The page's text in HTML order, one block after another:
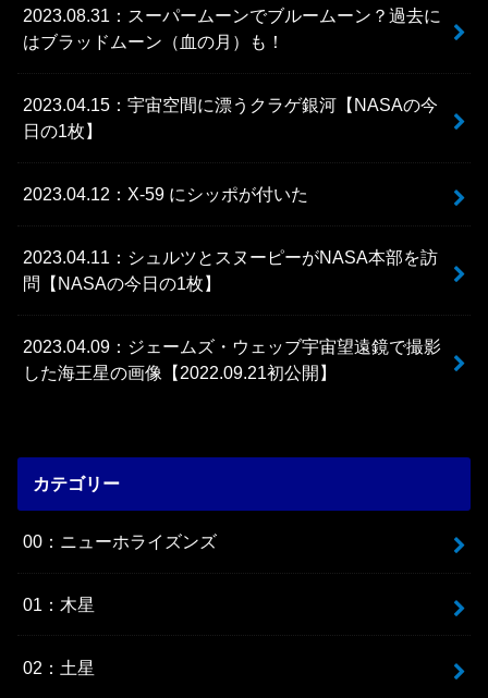
2023.08.31：スーパームーンでブルームーン？過去に
はブラッドムーン（血の月）も！
2023.04.15：宇宙空間に漂うクラゲ銀河【NASAの今
日の1枚】
2023.04.12：X-59 にシッポが付いた
2023.04.11：シュルツとスヌーピーがNASA本部を訪
問【NASAの今日の1枚】
2023.04.09：ジェームズ・ウェッブ宇宙望遠鏡で撮影
した海王星の画像【2022.09.21初公開】
カテゴリー
00：ニューホライズンズ
01：木星
02：土星